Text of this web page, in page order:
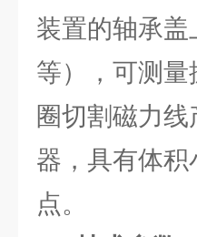
装置的轴承
等），可测
圈切割磁力
器，具有体
点。